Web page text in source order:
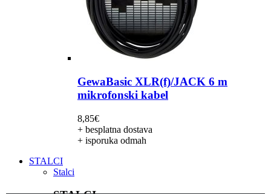
GewaBasic XLR(f)/JACK 6 m
mikrofonski kabel
8,85€
+ besplatna dostava
+ isporuka odmah
STALCI
Stalci